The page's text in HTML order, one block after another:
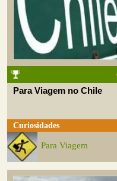
Para Viagem no Chile
Curiosidades
Para Viagem